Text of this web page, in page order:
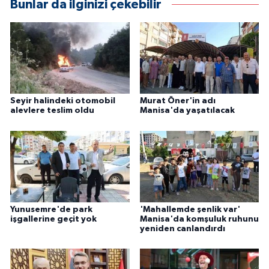
Bunlar da ilginizi çekebilir
Seyir halindeki otomobil
alevlere teslim oldu
Murat Öner'in adı
Manisa'da yaşatılacak
Yunusemre'de park
işgallerine geçit yok
'Mahallemde şenlik var'
Manisa'da komşuluk ruhunu
yeniden canlandırdı